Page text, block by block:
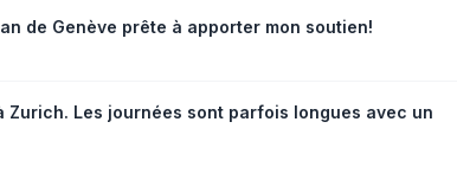
de Genève prête à apporter mon soutien!
Zurich. Les journées sont parfois longues avec un